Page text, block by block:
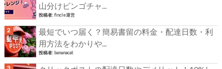
山分けビンゴチャ...
投稿者:fincle運営
最短でいつ届く？簡易書留の料金・配達日数・利
用方法をわかりや...
投稿者: bananacat